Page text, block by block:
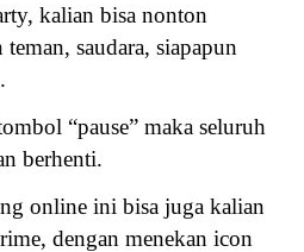
kalian bisa nonton
saudara, siapapun
“pause” maka seluruh
berhenti.
online ini bisa juga kalian
dengan menekan icon